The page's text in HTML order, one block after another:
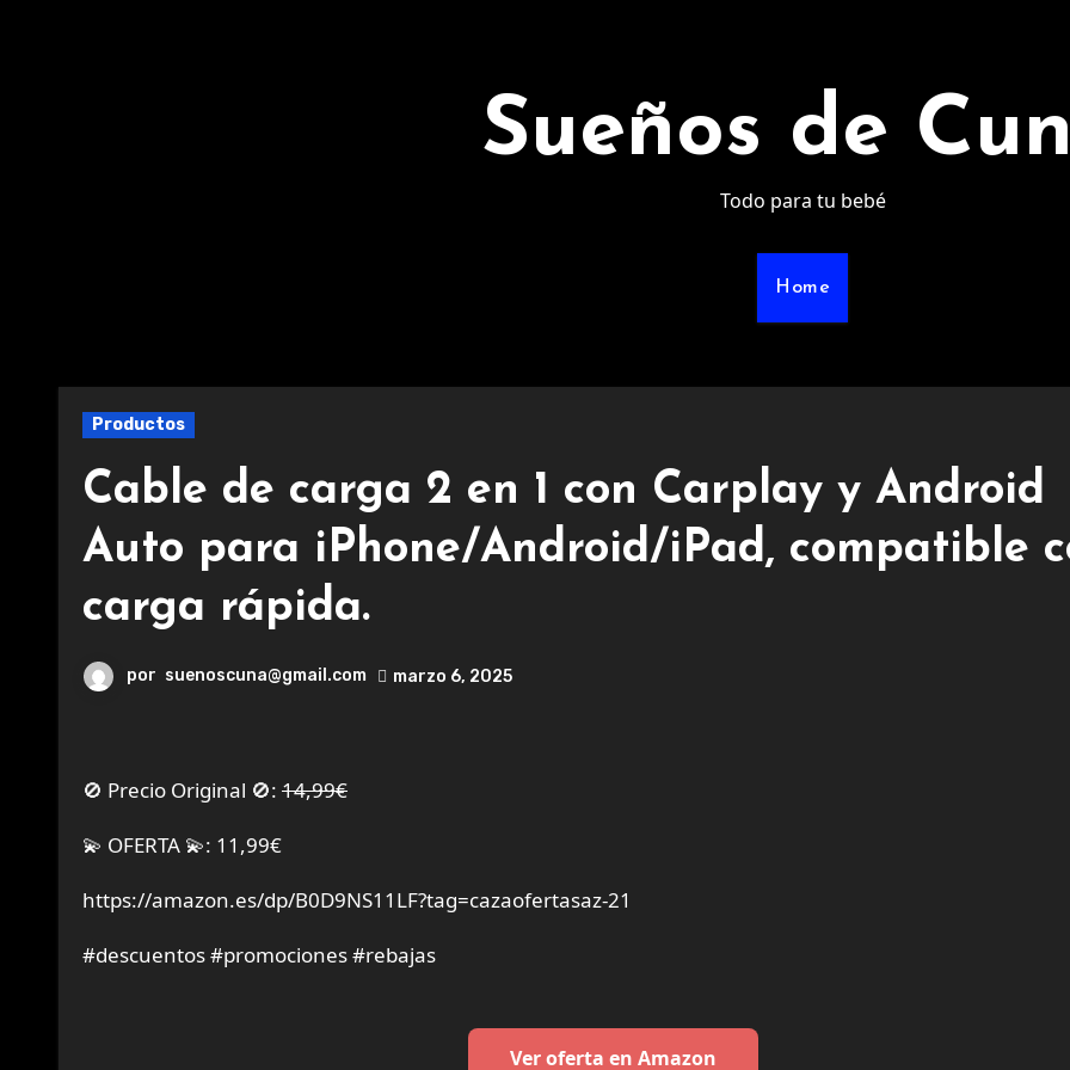
Sueños de
Todo para tu bebé
Home
Productos
Cable de carga 2 en 1 con Carplay y Android
Auto para iPhone/Android/iPad, compatible
carga rápida.
por suenoscuna@gmail.com marzo 6, 2025
🚫 Precio Original 🚫: 14,99€
💫 OFERTA 💫: 11,99€
https://amazon.es/dp/B0D9NS11LF?tag=cazaofertasaz-21
#descuentos #promociones #rebajas
Ver oferta en Amazon